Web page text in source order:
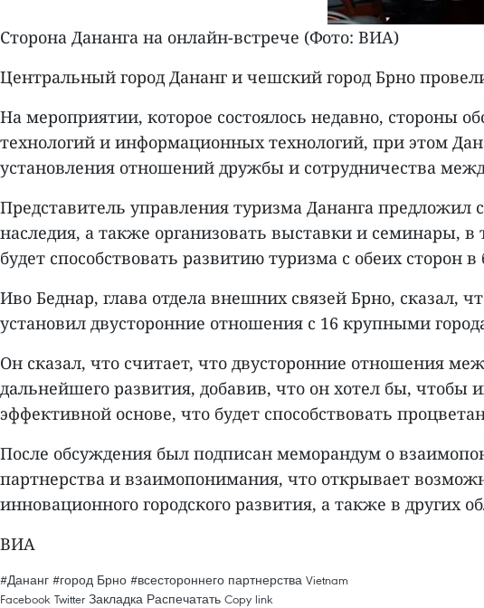
Сторона Дананга на онлайн-встрече (Фото: ВИА)
Центральный город Дананг и чешский город Брно
На мероприятии, которое состоялось недавно, стороны
технологий и информационных технологий, при этом
установления отношений дружбы и сотрудничества
Представитель управления туризма Дананга предложил
наследия, а также организовать выставки и семинары,
будет способствовать развитию туризма с обеих сторон
Иво Беднар, глава отдела внешних связей Брно, сказал,
установил двусторонние отношения с 16 крупными
Он сказал, что считает, что двусторонние отношения
дальнейшего развития, добавив, что он хотел бы, чтобы
эффективной основе, что будет способствовать
После обсуждения был подписан меморандум о
партнерства и взаимопонимания, что открывает
инновационного городского развития, а также в других
ВИА
#Дананг #город Брно #всестороннего партнерства Vietnam
Facebook Twitter Закладка Распечатать Copy link